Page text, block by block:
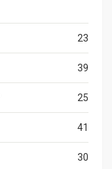
23
39
25
41
30